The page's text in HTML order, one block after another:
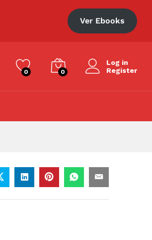
Ver Ebooks
0 0
Log in
Register
Añadir al carrito